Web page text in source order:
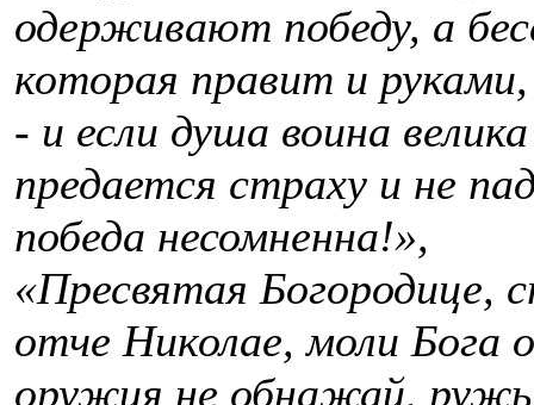
одерживают победу, а
которая правит и
- и если душа воина
предается страху и не
победа несомненна!»,
«Пресвятая Богородице,
отче Николае, моли Бога
оружия не обнажай,